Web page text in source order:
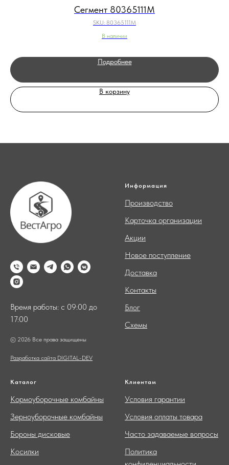
Сегмент 80365111M
SKU: 80365111M
В наличии
Подробнее
В корзину
Время работы: с 09:00 до
17:00
© 2026 Все права защищены
Разработка сайта DIGITAL-DEV
Информация
Производство
Карточка организации
Акции
Новое поступление
Доставка
Контакты
Блог
Схемы
Каталог
Кормоуборочные комбайны
Зерноуборочные комбайны
Бороны дисковые
Косилки
Клиентам
Условия гарантии
Условия оплаты товара
Часто задаваемые вопросы
Политика